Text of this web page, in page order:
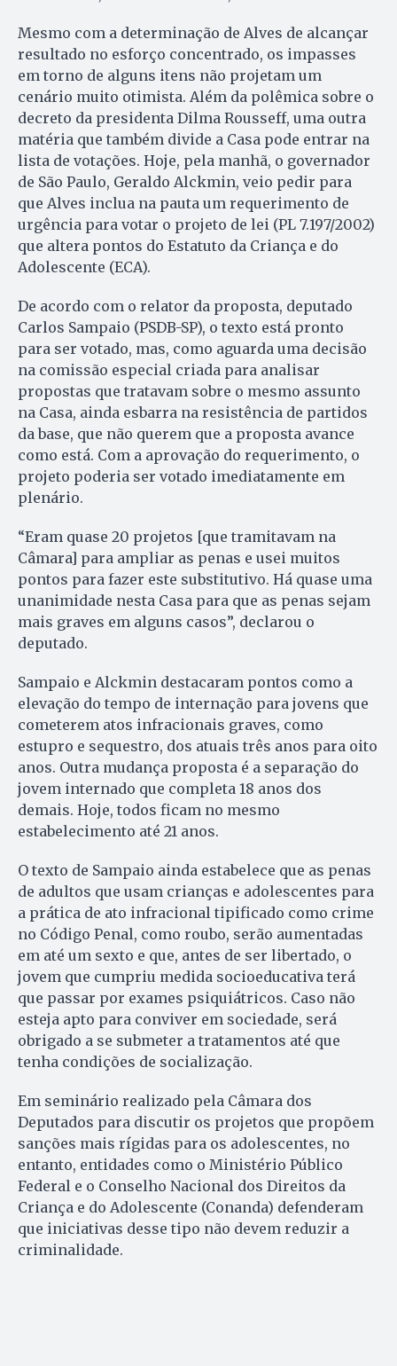
Mesmo com a determinação de Alves de alcançar
resultado no esforço concentrado, os impasses
em torno de alguns itens não projetam um
cenário muito otimista. Além da polêmica sobre o
decreto da presidenta Dilma Rousseff, uma outra
matéria que também divide a Casa pode entrar na
lista de votações. Hoje, pela manhã, o governador
de São Paulo, Geraldo Alckmin, veio pedir para
que Alves inclua na pauta um requerimento de
urgência para votar o projeto de lei (PL 7.197/2002)
que altera pontos do Estatuto da Criança e do
Adolescente (ECA).
De acordo com o relator da proposta, deputado
Carlos Sampaio (PSDB-SP), o texto está pronto
para ser votado, mas, como aguarda uma decisão
na comissão especial criada para analisar
propostas que tratavam sobre o mesmo assunto
na Casa, ainda esbarra na resistência de partidos
da base, que não querem que a proposta avance
como está. Com a aprovação do requerimento, o
projeto poderia ser votado imediatamente em
plenário.
“Eram quase 20 projetos [que tramitavam na
Câmara] para ampliar as penas e usei muitos
pontos para fazer este substitutivo. Há quase uma
unanimidade nesta Casa para que as penas sejam
mais graves em alguns casos”, declarou o
deputado.
Sampaio e Alckmin destacaram pontos como a
elevação do tempo de internação para jovens que
cometerem atos infracionais graves, como
estupro e sequestro, dos atuais três anos para oito
anos. Outra mudança proposta é a separação do
jovem internado que completa 18 anos dos
demais. Hoje, todos ficam no mesmo
estabelecimento até 21 anos.
O texto de Sampaio ainda estabelece que as penas
de adultos que usam crianças e adolescentes para
a prática de ato infracional tipificado como crime
no Código Penal, como roubo, serão aumentadas
em até um sexto e que, antes de ser libertado, o
jovem que cumpriu medida socioeducativa terá
que passar por exames psiquiátricos. Caso não
esteja apto para conviver em sociedade, será
obrigado a se submeter a tratamentos até que
tenha condições de socialização.
Em seminário realizado pela Câmara dos
Deputados para discutir os projetos que propõem
sanções mais rígidas para os adolescentes, no
entanto, entidades como o Ministério Público
Federal e o Conselho Nacional dos Direitos da
Criança e do Adolescente (Conanda) defenderam
que iniciativas desse tipo não devem reduzir a
criminalidade.